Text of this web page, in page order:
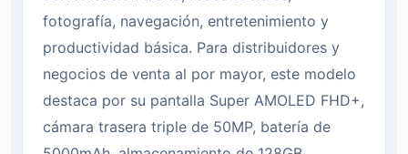
fotografía, navegación, entretenimiento y
productividad básica. Para distribuidores y
negocios de venta al por mayor, este modelo
destaca por su pantalla Super AMOLED FHD+,
cámara trasera triple de 50MP, batería de